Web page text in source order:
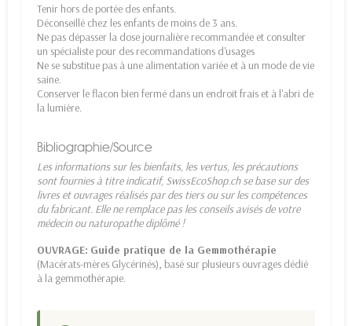
Tenir hors de portée des enfants.
Déconseillé chez les enfants de moins de 3 ans.
Ne pas dépasser la dose journalière recommandée et consulter
un spécialiste pour des recommandations d'usages
Ne se substitue pas à une alimentation variée et à un mode de vie
saine.
Conserver le flacon bien fermé dans un endroit frais et à l'abri de
la lumière.
Bibliographie/Source
Les informations sur les bienfaits, les vertus, les précautions
sont fournies à titre indicatif, SwissEcoShop.ch se base sur des
livres et ouvrages réalisés par des tiers ou sur les compétences
du fabricant. Elle ne remplace pas les conseils avisés de votre
médecin ou naturopathe diplômé !
OUVRAGE: Guide pratique de la Gemmothérapie
(Macérats-mères Glycérinés), basé sur plusieurs ouvrages dédié
à la gemmothérapie.